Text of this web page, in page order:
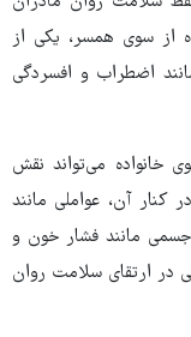
از سوی همسر، یکی از
اضطراب و افسردگی
خانواده می‌تواند نقش
کنار آن، عواملی مانند
مانند فشار خون و
در ارتقای سلامت روان